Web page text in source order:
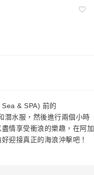
& SPA) 前的
潛水服，然後進行兩個小時
情享受衝浪的樂趣，在阿加
迎接真正的海浪沖擊吧！